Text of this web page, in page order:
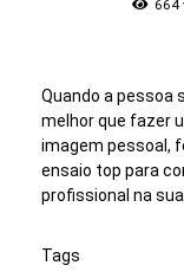
664
Quando a pessoa
melhor que fazer
imagem pessoal,
ensaio top para
profissional na
Tags